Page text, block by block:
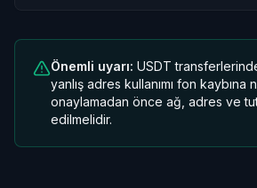
Önemli uyarı: USDT
yanlış adres kullanımı fon kaybına
onaylamadan önce ağ, adres ve
edilmelidir.